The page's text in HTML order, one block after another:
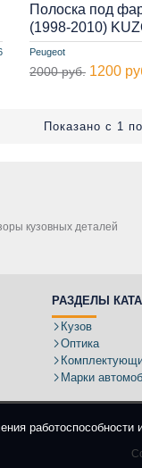
Peugeot
Полоска под
(1998-2010)
2000 руб. 1200
Показано с 1
кузовных деталей
РАЗДЕЛЫ
Кузов
Оптика
Марки
работоспособности